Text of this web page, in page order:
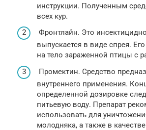
инструкции. Полученным
всех кур.
Фронтлайн. Это
выпускается в виде спрея.
на тело зараженной птицы с
Промектин. Средство
внутреннего применения.
определенной дозировке
питьевую воду. Препарат
использовать для
молодняка, а также в